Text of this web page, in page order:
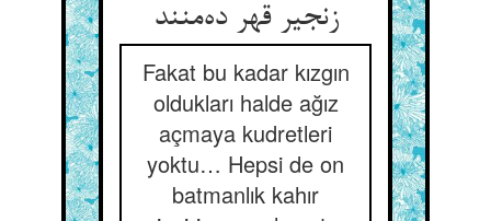
زنجیر قهر ده‌منند
Fakat bu kadar kızgın
oldukları halde ağız
açmaya kudretleri
yoktu… Hepsi de on
batmanlık kahır